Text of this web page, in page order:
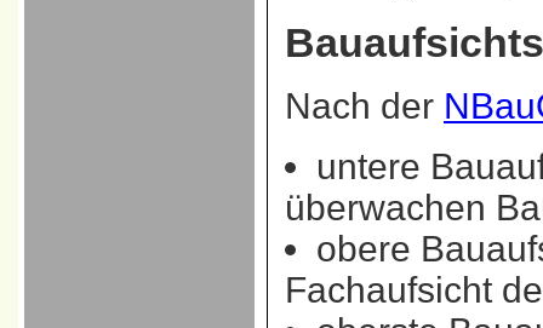
Nach der
untere
überwachen
obere
Fachaufsicht